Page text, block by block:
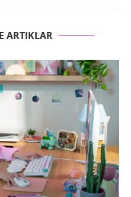
ARTIKLAR